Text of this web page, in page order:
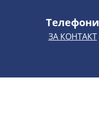
Телефони
ЗА КОНТАКТ